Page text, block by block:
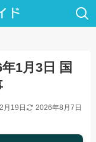
1月3日 国
月19日 2026年8月7日